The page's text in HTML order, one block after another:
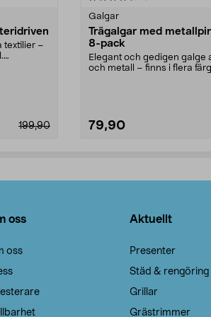
textilier –
199,90
Galgar
Trägalgar med
8-pack
Elegant och gedigen galge
och metall – finns i flera
79,90
oss
oss
Aktuellt
Presenter
Städ & rengöring
Grillar
Grästrimmer